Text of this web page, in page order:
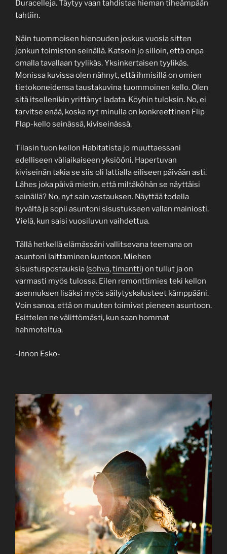
Duracelleja. Täytyy vaan tahdistaa hieman tiheämpään
tahtiin.
Näin tuommoisen hienouden joskus vuosia sitten
jonkun toimiston seinällä. Katsoin jo silloin, että onpa
omalla tavallaan tyylikäs. Yksinkertaisen tyylikäs.
Monissa kuvissa olen nähnyt, että ihmisillä on omien
tietokoneidensa taustakuvina tuommoinen kello. Olen
sitä itsellenikin yrittänyt ladata. Köyhin tuloksin. No, ei
tarvitse enää, koska nyt minulla on konkreettinen Flip
Flap-kello seinässä, kiviseinässä.
Tilasin tuon kellon Habitatista jo muuttaessani
edelliseen väliaikaiseen yksiööni. Hapertuvan
kiviseinän takia se siis oli lattialla eiliseen päivään asti.
Lähes joka päivä mietin, että miltäköhän se näyttäisi
seinällä? No, nyt sain vastauksen. Näyttää todella
hyvältä ja sopii asuntoni sisustukseen vallan mainiosti.
Vielä, kun saisi vuosiluvun vaihdettua.
Tällä hetkellä elämässäni vallitsevana teemana on
asuntoni laittaminen kuntoon. Miehen
sisustuspostauksia (sohva,timantti) on tullut ja on
varmasti myös tulossa. Eilen remonttimies teki kellon
asennuksen lisäksi myös säilytyskalusteet kämppääni.
Voin sanoa, että on muuten toimivat pieneen asuntoon.
Esittelen ne välittömästi, kun saan hommat
hahmoteltua.
-Innon Esko-